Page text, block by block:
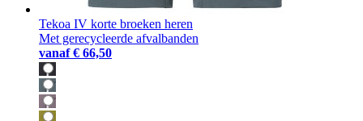
Tekoa IV korte broeken heren
Met gerecycleerde afvalbanden
vanaf € 66,50